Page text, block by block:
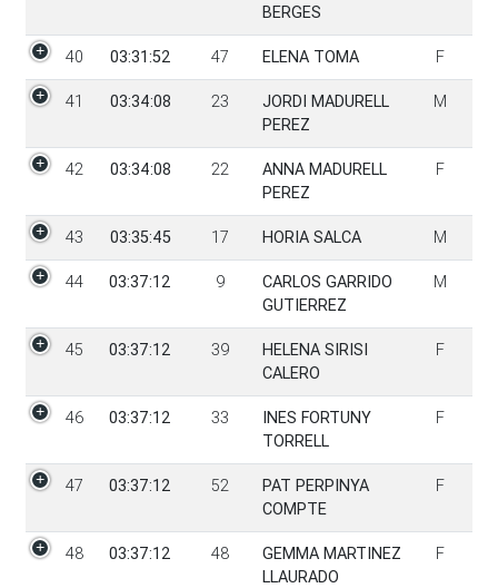
BERGES
40 03:31:52 47 ELENA TOMA F
41 03:34:08 23
JORDI MADURELL
PEREZ
M
42 03:34:08 22
ANNA MADURELL
PEREZ
F
43 03:35:45 17 HORIA SALCA M
44 03:37:12 9
CARLOS GARRIDO
GUTIERREZ
M
45 03:37:12 39
HELENA SIRISI
CALERO
F
46 03:37:12 33
INES FORTUNY
TORRELL
F
47 03:37:12 52
PAT PERPINYA
COMPTE
F
48 03:37:12 48
GEMMA MARTINEZ
LLAURADO
F